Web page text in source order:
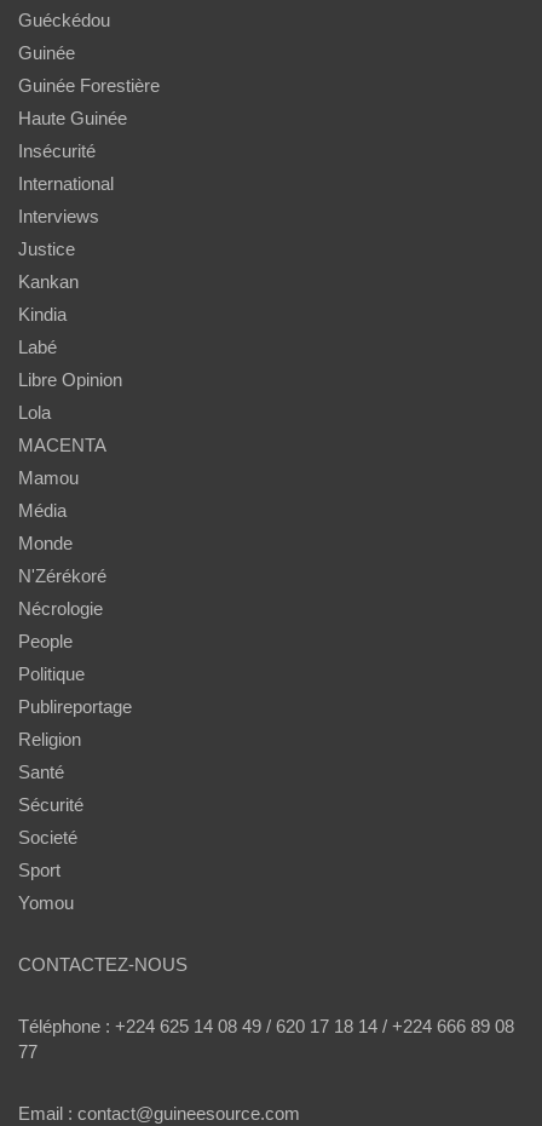
Guéckédou
Guinée
Guinée Forestière
Haute Guinée
Insécurité
International
Interviews
Justice
Kankan
Kindia
Labé
Libre Opinion
Lola
MACENTA
Mamou
Média
Monde
N'Zérékoré
Nécrologie
People
Politique
Publireportage
Religion
Santé
Sécurité
Societé
Sport
Yomou
CONTACTEZ-NOUS
Téléphone : +224 625 14 08 49 / 620 17 18 14 / +224 666 89 08
77
Email : contact@guineesource.com